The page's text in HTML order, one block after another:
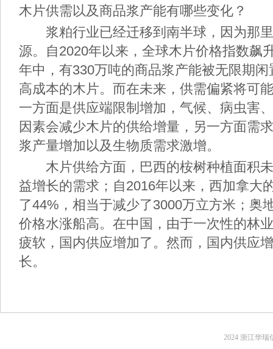
木片供需以及商品浆产能有哪些变化？
浆粕行业已经迁移到南半球，因为那里
源。自2020年以来，全球木片价格指数飙
年中，有330万吨的商品浆产能被无限期
高成本的木片。而在未来，供需偏紧将可
一方面是供应端限制增加，气候、病虫害
因素会减少木片的供给增量，另一方面需
浆产量增加以及生物质需求激增。
木片供给方面，巴西的桉树种植面积未
益增长的需求；自2016年以来，西加拿大
了44%，相当于减少了3000万立方米；奥
价格水涨船高。在中国，由于一次性的林
疲软，国内供应增加了。然而，国内供应
长。
2024 浙江华瑞